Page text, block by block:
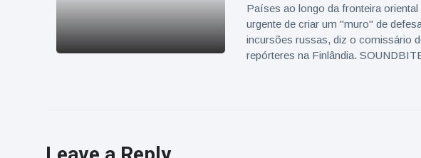
Países ao longo da fronteira
urgente de criar um "muro" de
incursões russas, diz o comissário
repórteres na Finlândia.